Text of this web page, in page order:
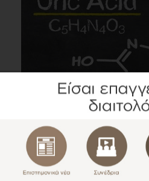
PRESENTATION
εμφάνιση υπερουριχαιμίας -
Ομιλίες
3 λεπτά να διαβαστεί